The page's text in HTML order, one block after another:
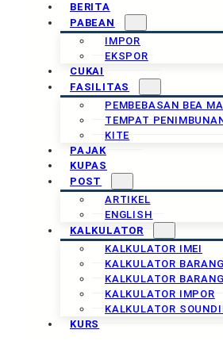
BERITA
PABEAN
IMPOR
EKSPOR
CUKAI
FASILITAS
PEMBEBASAN BEA
TEMPAT
KITE
PAJAK
KUPAS
POST
ARTIKEL
ENGLISH
KALKULATOR
KALKULATOR IMEI
KALKULATOR
KALKULATOR
KALKULATOR IMPOR
KALKULATOR
KURS